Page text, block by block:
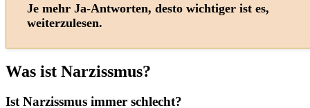
Je mehr Ja-Antworten, desto wichtiger ist es,
weiterzulesen.
Was ist Narzissmus?
Ist Narzissmus immer schlecht?